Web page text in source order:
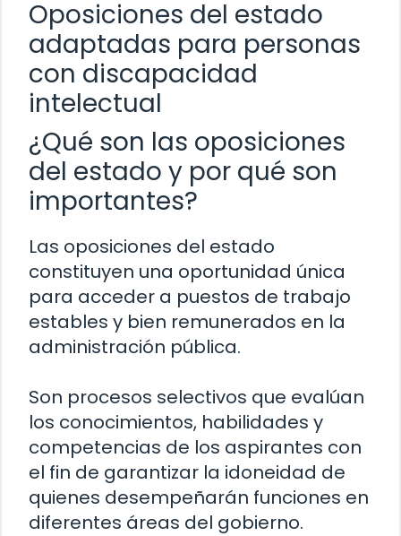
Oposiciones del estado
adaptadas para personas
con discapacidad
intelectual
¿Qué son las oposiciones
del estado y por qué son
importantes?
Las oposiciones del estado
constituyen una oportunidad única
para acceder a puestos de trabajo
estables y bien remunerados en la
administración pública.
Son procesos selectivos que evalúan
los conocimientos, habilidades y
competencias de los aspirantes con
el fin de garantizar la idoneidad de
quienes desempeñarán funciones en
diferentes áreas del gobierno.